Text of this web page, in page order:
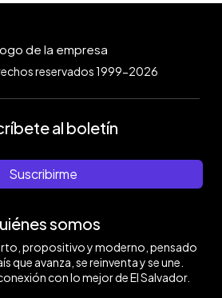
reservados 1999-2026
al boletín
Suscribirme
somos
propositivo y moderno, pensado
que avanza, se reinventa y se une.
con lo mejor de El Salvador.